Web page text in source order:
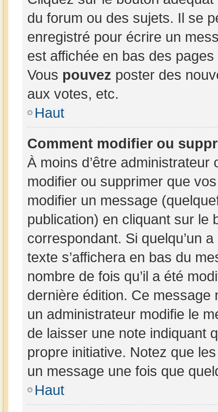
du forum ou des sujets. Il se
enregistré pour écrire un
est affichée en bas des
Vous pouvez poster des
aux votes, etc.
Haut
Comment modifier ou
À moins d’être
modifier ou supprimer que
modifier un message
publication) en cliquant sur le
correspondant. Si quelqu’un
texte s’affichera en bas du
nombre de fois qu’il a été
dernière édition. Ce message
un administrateur modifie le
de laisser une note indiquant
propre initiative. Notez que
un message une fois que
Haut